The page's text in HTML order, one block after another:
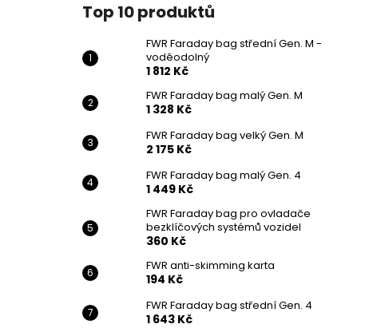
Top 10 produktů
FWR Faraday bag střední Gen. M -
voděodolný
1 812 Kč
FWR Faraday bag malý Gen. M
1 328 Kč
FWR Faraday bag velký Gen. M
2 175 Kč
FWR Faraday bag malý Gen. 4
1 449 Kč
FWR Faraday bag pro ovladače
bezklíčových systémů vozidel
360 Kč
FWR anti-skimming karta
194 Kč
FWR Faraday bag střední Gen. 4
1 643 Kč